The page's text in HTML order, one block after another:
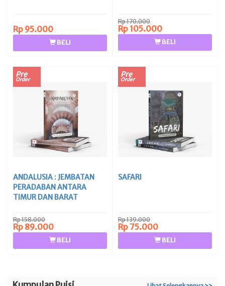
Rp 95.000
BELI
Rp 170.000
Rp 105.000
BELI
Pre
Order
ANDALUSIA : JEMBATAN
PERADABAN ANTARA
TIMUR DAN BARAT
Rp 158.000
Rp 89.000
BELI
Pre
Order
SAFARI
Rp 139.000
Rp 75.000
BELI